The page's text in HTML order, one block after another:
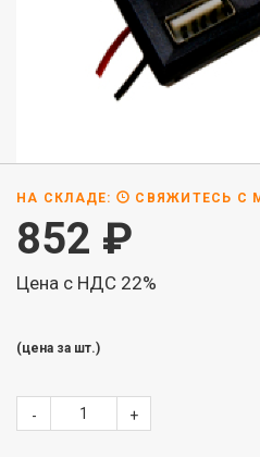
НА СКЛАДЕ: СВЯЖИТЕСЬ С
852 ₽
Цена с НДС 22%
(цена за шт.)
- +